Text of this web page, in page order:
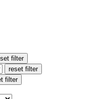
filter
reset filter
filter